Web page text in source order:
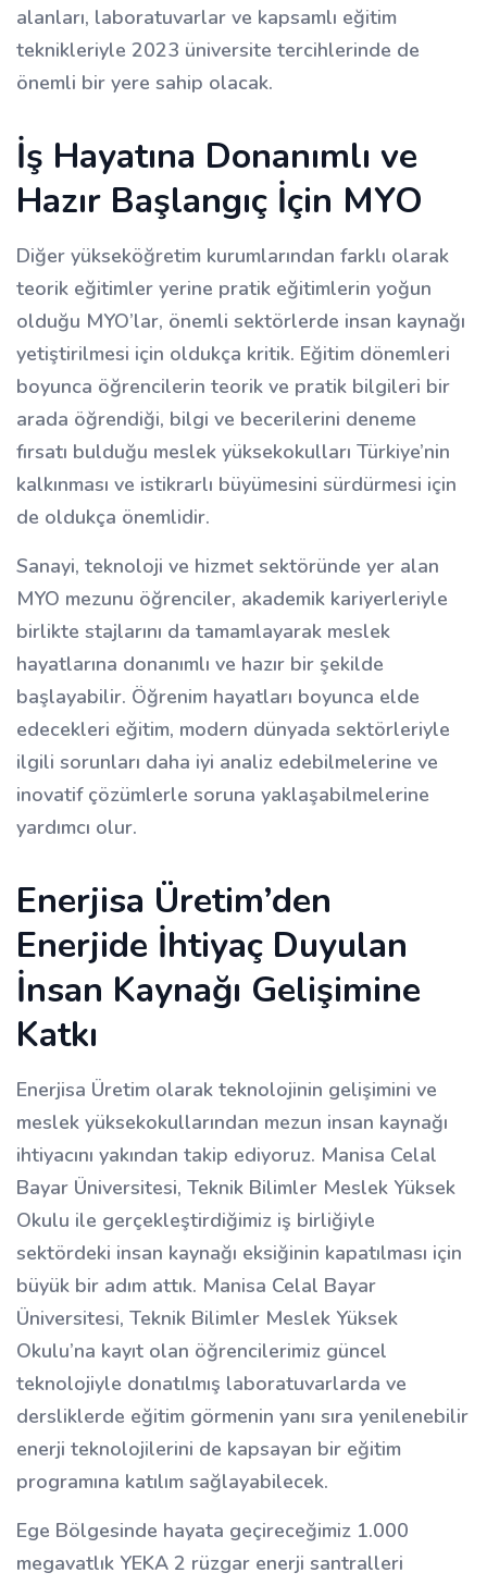
alanları, laboratuvarlar ve kapsamlı eğitim
teknikleriyle 2023 üniversite tercihlerinde de
önemli bir yere sahip olacak.
İş Hayatına Donanımlı ve
Hazır Başlangıç İçin MYO
Diğer yükseköğretim kurumlarından farklı olarak
teorik eğitimler yerine pratik eğitimlerin yoğun
olduğu MYO’lar, önemli sektörlerde insan kaynağı
yetiştirilmesi için oldukça kritik. Eğitim dönemleri
boyunca öğrencilerin teorik ve pratik bilgileri bir
arada öğrendiği, bilgi ve becerilerini deneme
fırsatı bulduğu meslek yüksekokulları Türkiye’nin
kalkınması ve istikrarlı büyümesini sürdürmesi için
de oldukça önemlidir.
Sanayi, teknoloji ve hizmet sektöründe yer alan
MYO mezunu öğrenciler, akademik kariyerleriyle
birlikte stajlarını da tamamlayarak meslek
hayatlarına donanımlı ve hazır bir şekilde
başlayabilir. Öğrenim hayatları boyunca elde
edecekleri eğitim, modern dünyada sektörleriyle
ilgili sorunları daha iyi analiz edebilmelerine ve
inovatif çözümlerle soruna yaklaşabilmelerine
yardımcı olur.
Enerjisa Üretim’den
Enerjide İhtiyaç Duyulan
İnsan Kaynağı Gelişimine
Katkı
Enerjisa Üretim olarak teknolojinin gelişimini ve
meslek yüksekokullarından mezun insan kaynağı
ihtiyacını yakından takip ediyoruz. Manisa Celal
Bayar Üniversitesi, Teknik Bilimler Meslek Yüksek
Okulu ile gerçekleştirdiğimiz iş birliğiyle
sektördeki insan kaynağı eksiğinin kapatılması için
büyük bir adım attık. Manisa Celal Bayar
Üniversitesi, Teknik Bilimler Meslek Yüksek
Okulu’na kayıt olan öğrencilerimiz güncel
teknolojiyle donatılmış laboratuvarlarda ve
dersliklerde eğitim görmenin yanı sıra yenilenebilir
enerji teknolojilerini de kapsayan bir eğitim
programına katılım sağlayabilecek.
Ege Bölgesinde hayata geçireceğimiz 1.000
megavatlık YEKA 2 rüzgar enerji santralleri